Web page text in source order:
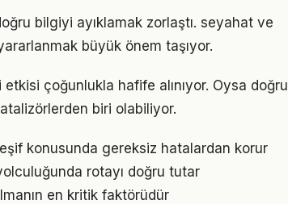
bilgiyi ayıklamak zorlaştı. seyahat ve
büyük önem taşıyor.
çoğunlukla hafife alınıyor. Oysa doğru
biri olabiliyor.
konusunda gereksiz hatalardan korur
rotayı doğru tutar
en kritik faktörüdür